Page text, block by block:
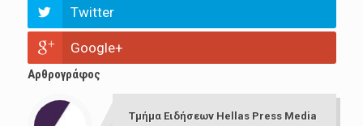
Twitter
Google+
Αρθρογράφος
Τμήμα Ειδήσεων Hellas Press Media